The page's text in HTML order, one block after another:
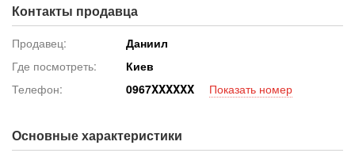
Контакты продавца
Продавец:
Даниил
Где посмотреть:
Киев
Телефон:
0967XXXXXX Показать номер
Основные характеристики